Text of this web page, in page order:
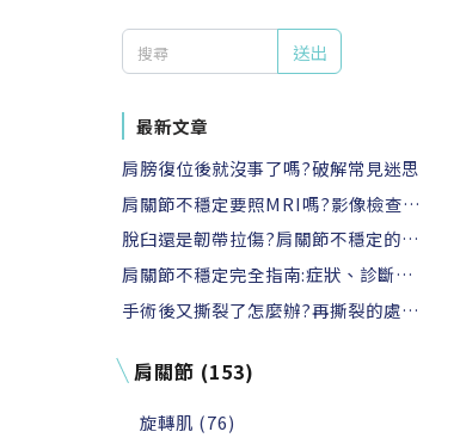
送出
最新文章
肩膀復位後就沒事了嗎?破解常見迷思
肩關節不穩定要照MRI嗎?影像檢查完
整指南
脫臼還是韌帶拉傷?肩關節不穩定的正
確診斷
肩關節不穩定完全指南:症狀、診斷、
治療與復健
手術後又撕裂了怎麼辦?再撕裂的處理
肩關節 (153)
旋轉肌 (76)